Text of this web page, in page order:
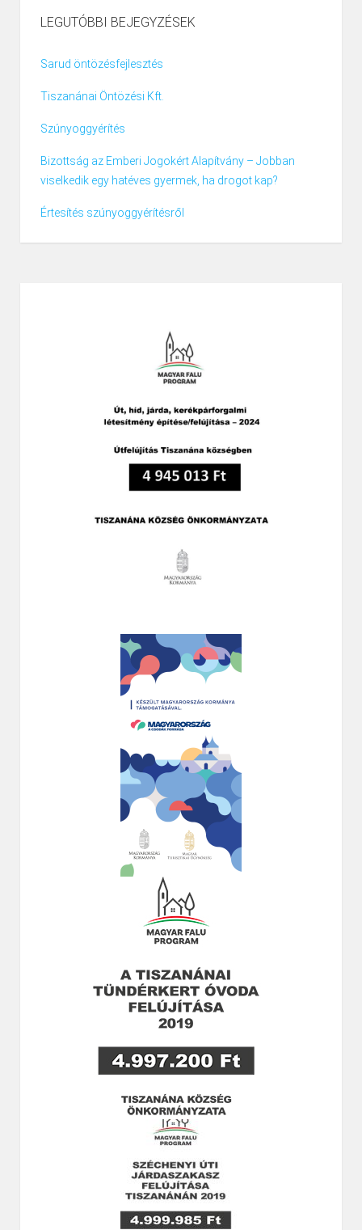
LEGUTÓBBI BEJEGYZÉSEK
Sarud öntözésfejlesztés
Tiszanánai Öntözési Kft.
Szúnyoggyérítés
Bizottság az Emberi Jogokért Alapítvány – Jobban
viselkedik egy hatéves gyermek, ha drogot kap?
Értesítés szúnyoggyérítésről